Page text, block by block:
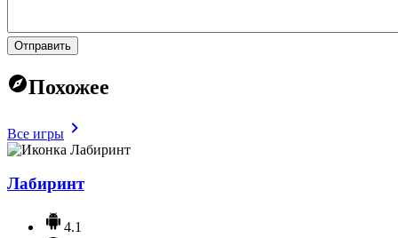
Отправить
Похожее
Все игры
Лабиринт
4.1